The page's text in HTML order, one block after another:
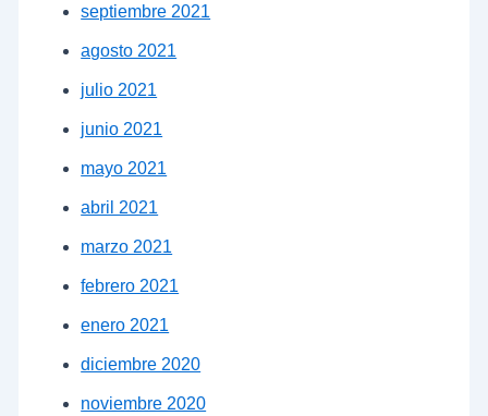
septiembre 2021
agosto 2021
julio 2021
junio 2021
mayo 2021
abril 2021
marzo 2021
febrero 2021
enero 2021
diciembre 2020
noviembre 2020